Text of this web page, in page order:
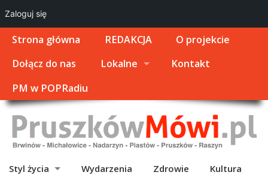
Strona główna REDAKCJA
O projekcie
Dołącz do nas
Lokalne
Kontakt
PM w POPRadiu
Styl życia Wydarzenia Zdrowie Kultura
Zaloguj się